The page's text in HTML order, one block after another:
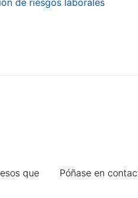
de riesgos laborales
que
Póñase en